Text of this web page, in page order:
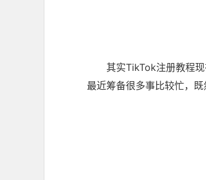
其实TikTok注册教程
最近筹备很多事比较忙，既